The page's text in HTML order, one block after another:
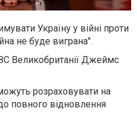
Україну у війні проти
не буде виграна".
Великобританії Джеймс
розраховувати на
повного відновлення